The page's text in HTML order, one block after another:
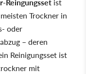
Trockner in
oder
– deren
Reinigungsset ist
mit